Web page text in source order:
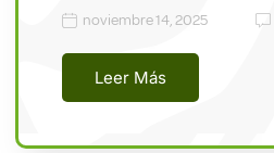
noviembre 14, 2025
Leer Más